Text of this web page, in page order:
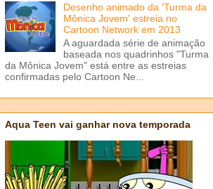
Desenho animado da 'Turma da
Mônica Jovem' estreia no
Cartoon Network em 2013
A aguardada série de animação
baseada nos quadrinhos "Turma
da Mônica Jovem" está entre as estreias
confirmadas pelo Cartoon Ne...
Aqua Teen vai ganhar nova temporada